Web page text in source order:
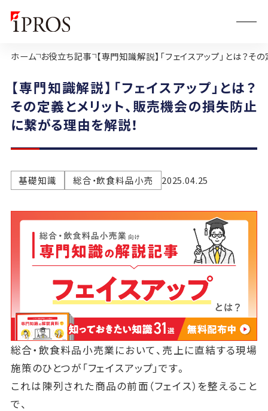
ホーム お役立ち記事 【専門知識解説】「フェイスアップ」とは？
【専門知識解説】「フェイスアップ」とは？
その定義とメリット、販売機会の損失防止
に繋がる理由を解説！
基礎知識 総合・飲食料品小売 2025.04.25
総合・飲食料品小売業において、売上に直結する現場
施策のひとつが「フェイスアップ」です。
これは陳列された商品の前面（フェイス）を整えること
で、